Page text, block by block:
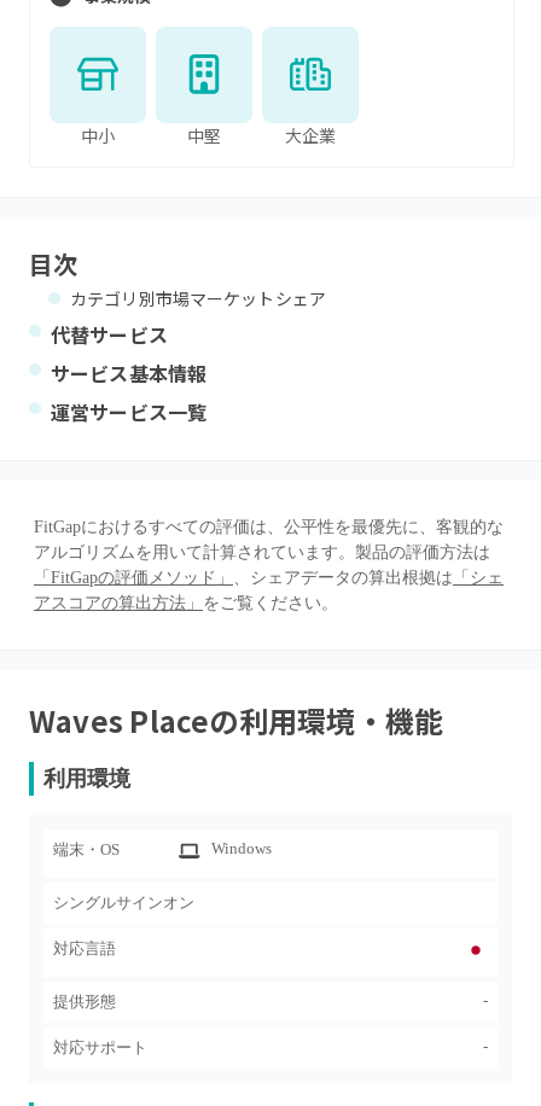
中小 中堅 大企業
目次
カテゴリ別市場マーケットシェア
代替サービス
サービス基本情報
運営サービス一覧
FitGapにおけるすべての評価は、公平性を最優先に、客観的な
アルゴリズムを用いて計算されています。製品の評価方法は
「FitGapの評価メソッド」 、シェアデータの算出根拠は 「シェ
アスコアの算出方法」 をご覧ください。
Waves Placeの利用環境・機能
利用環境
端末・OS Windows
シングルサインオン
対応言語
提供形態 -
対応サポート -